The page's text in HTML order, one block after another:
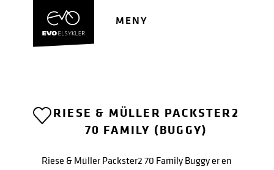
navigasjon
MENY
RIESE & MÜLLER PACKSTER2
70 FAMILY (BUGGY)
Riese & Müller Packster2 70 Family Buggy er en